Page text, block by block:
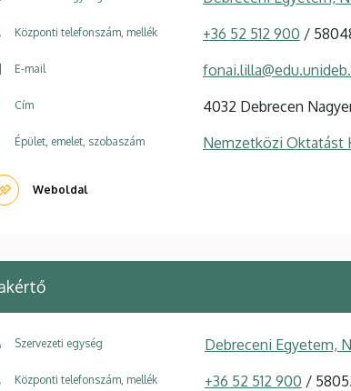
Központi telefonszám, mellék +36 52 512 900 /
E-mail
Cím 4032 Debrecen
Épület, emelet, szobaszám Nemzetközi Oktatást
Weboldal
Szervezeti egység Debreceni Egyetem,
Központi telefonszám, mellék +36 52 512 900 /